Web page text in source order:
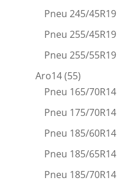
Pneu 245/45R19
Pneu 255/45R19
Pneu 255/55R19
Aro14(55)
Pneu 165/70R14
Pneu 175/70R14
Pneu 185/60R14
Pneu 185/65R14
Pneu 185/70R14